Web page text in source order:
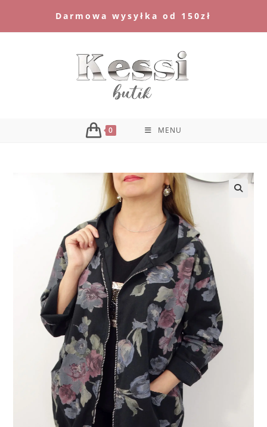
Darmowa wysyłka od 150zł
0 MENU